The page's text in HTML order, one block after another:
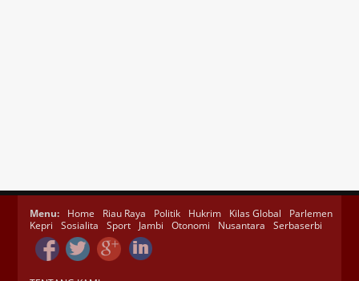
Menu: Home Riau Raya Politik Hukrim Kilas Global
Parlemen
Kepri
Sosialita Sport Jambi Otonomi Nusantara Serbaserbi